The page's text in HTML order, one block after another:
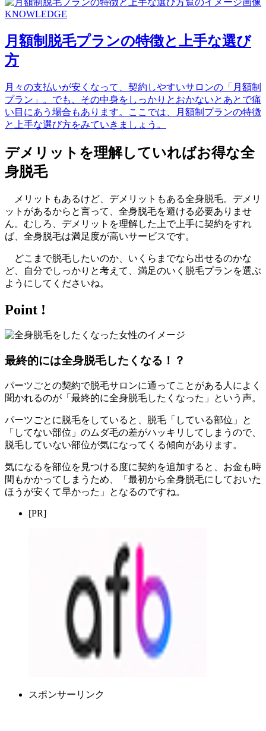
KNOWLEDGE
月額制脱毛プランの特徴と上手な選び
方
月々の支払いが安くなって、契約しやすいサロンの「月額制
プラン」。でも、その中身をしっかりとおかないとあとで痛
い目にあう場合もあります。ここでは、月額制プランの特徴
と上手な選び方をみていきましょう。
デメリットを理解していればお得な全
身脱毛
メリットもあるけど、デメリットもある全身脱毛。デメリ
ットがあるからと言って、全身脱毛を避ける必要ありませ
ん。むしろ、デメリットを理解した上で上手に契約をすれ
ば、全身脱毛は満足度が高いサービスです。
どこまで脱毛したいのか、いくらまでなら出せるのかな
ど、自分でしっかりと考えて、満足のいく脱毛プランを選ぶ
ようにしてくださいね。
Point !
最終的には全身脱毛したくなる！？
パーツごとの契約で脱毛サロンに通ってことがある人によく
聞かれるのが「最終的に全身脱毛したくなった」という声。
パーツごとに脱毛をしていると、脱毛「している部位」と
「してない部位」のムダ毛の差がハッキリしてしまうので、
脱毛していない部位が気になってくる傾向があります。
気になるを部位を見つける度に契約を追加すると、お金も時
間もかかってしまうため、「最初から全身脱毛にしておいた
ほうが安くて早かった」となるのですね。
[PR]
スポンサーリンク